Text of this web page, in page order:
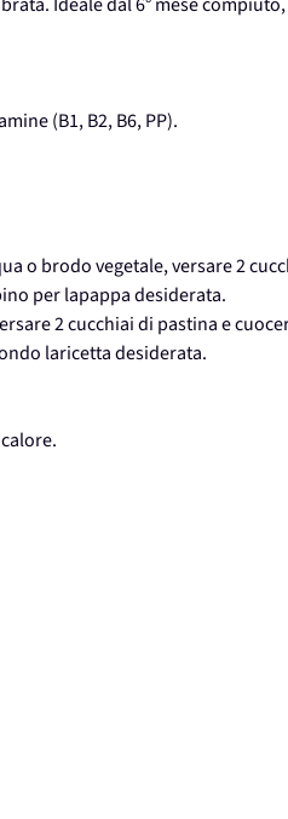
(B1, B2, B6, PP).
o brodo vegetale, versare 2
per lapappa desiderata.
2 cucchiai di pastina e
laricetta desiderata.